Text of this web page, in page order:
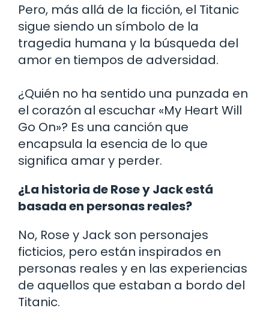
Pero, más allá de la ficción, el Titanic
sigue siendo un símbolo de la
tragedia humana y la búsqueda del
amor en tiempos de adversidad.
¿Quién no ha sentido una punzada en
el corazón al escuchar «My Heart Will
Go On»? Es una canción que
encapsula la esencia de lo que
significa amar y perder.
¿La historia de Rose y Jack está
basada en personas reales?
No, Rose y Jack son personajes
ficticios, pero están inspirados en
personas reales y en las experiencias
de aquellos que estaban a bordo del
Titanic.